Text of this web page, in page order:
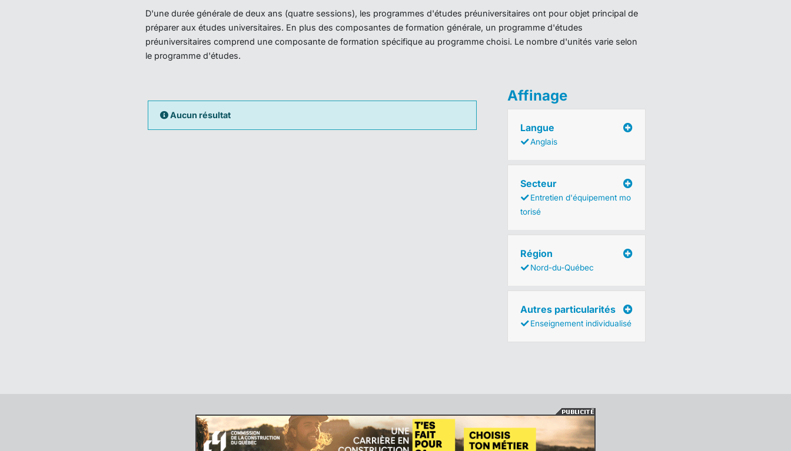
D'une durée générale de deux ans (quatre sessions), les programmes d'études préuniversitaires ont pour objet principal de
préparer aux études universitaires. En plus des composantes de formation générale, un programme d'études
préuniversitaires comprend une composante de formation spécifique au programme choisi. Le nombre d'unités varie selon
le programme d'études.
Aucun résultat
Affinage
Langue
Anglais
Secteur
Entretien d'équipement mo
torisé
Région
Nord-du-Québec
Autres particularités
Enseignement individualisé